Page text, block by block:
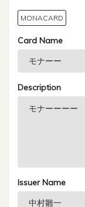
MONACARD
Card Name
Description
Issuer Name